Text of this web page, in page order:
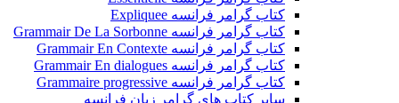
کتاب گرامر فرانسه Expliquee
کتاب گرامر فرانسه Grammair De La Sorbonne
کتاب گرامر فرانسه Grammair En Contexte
کتاب گرامر فرانسه Grammair En dialogues
کتاب گرامر فرانسه Grammaire progressive
سایر کتاب های گرامر زبان فرانسه